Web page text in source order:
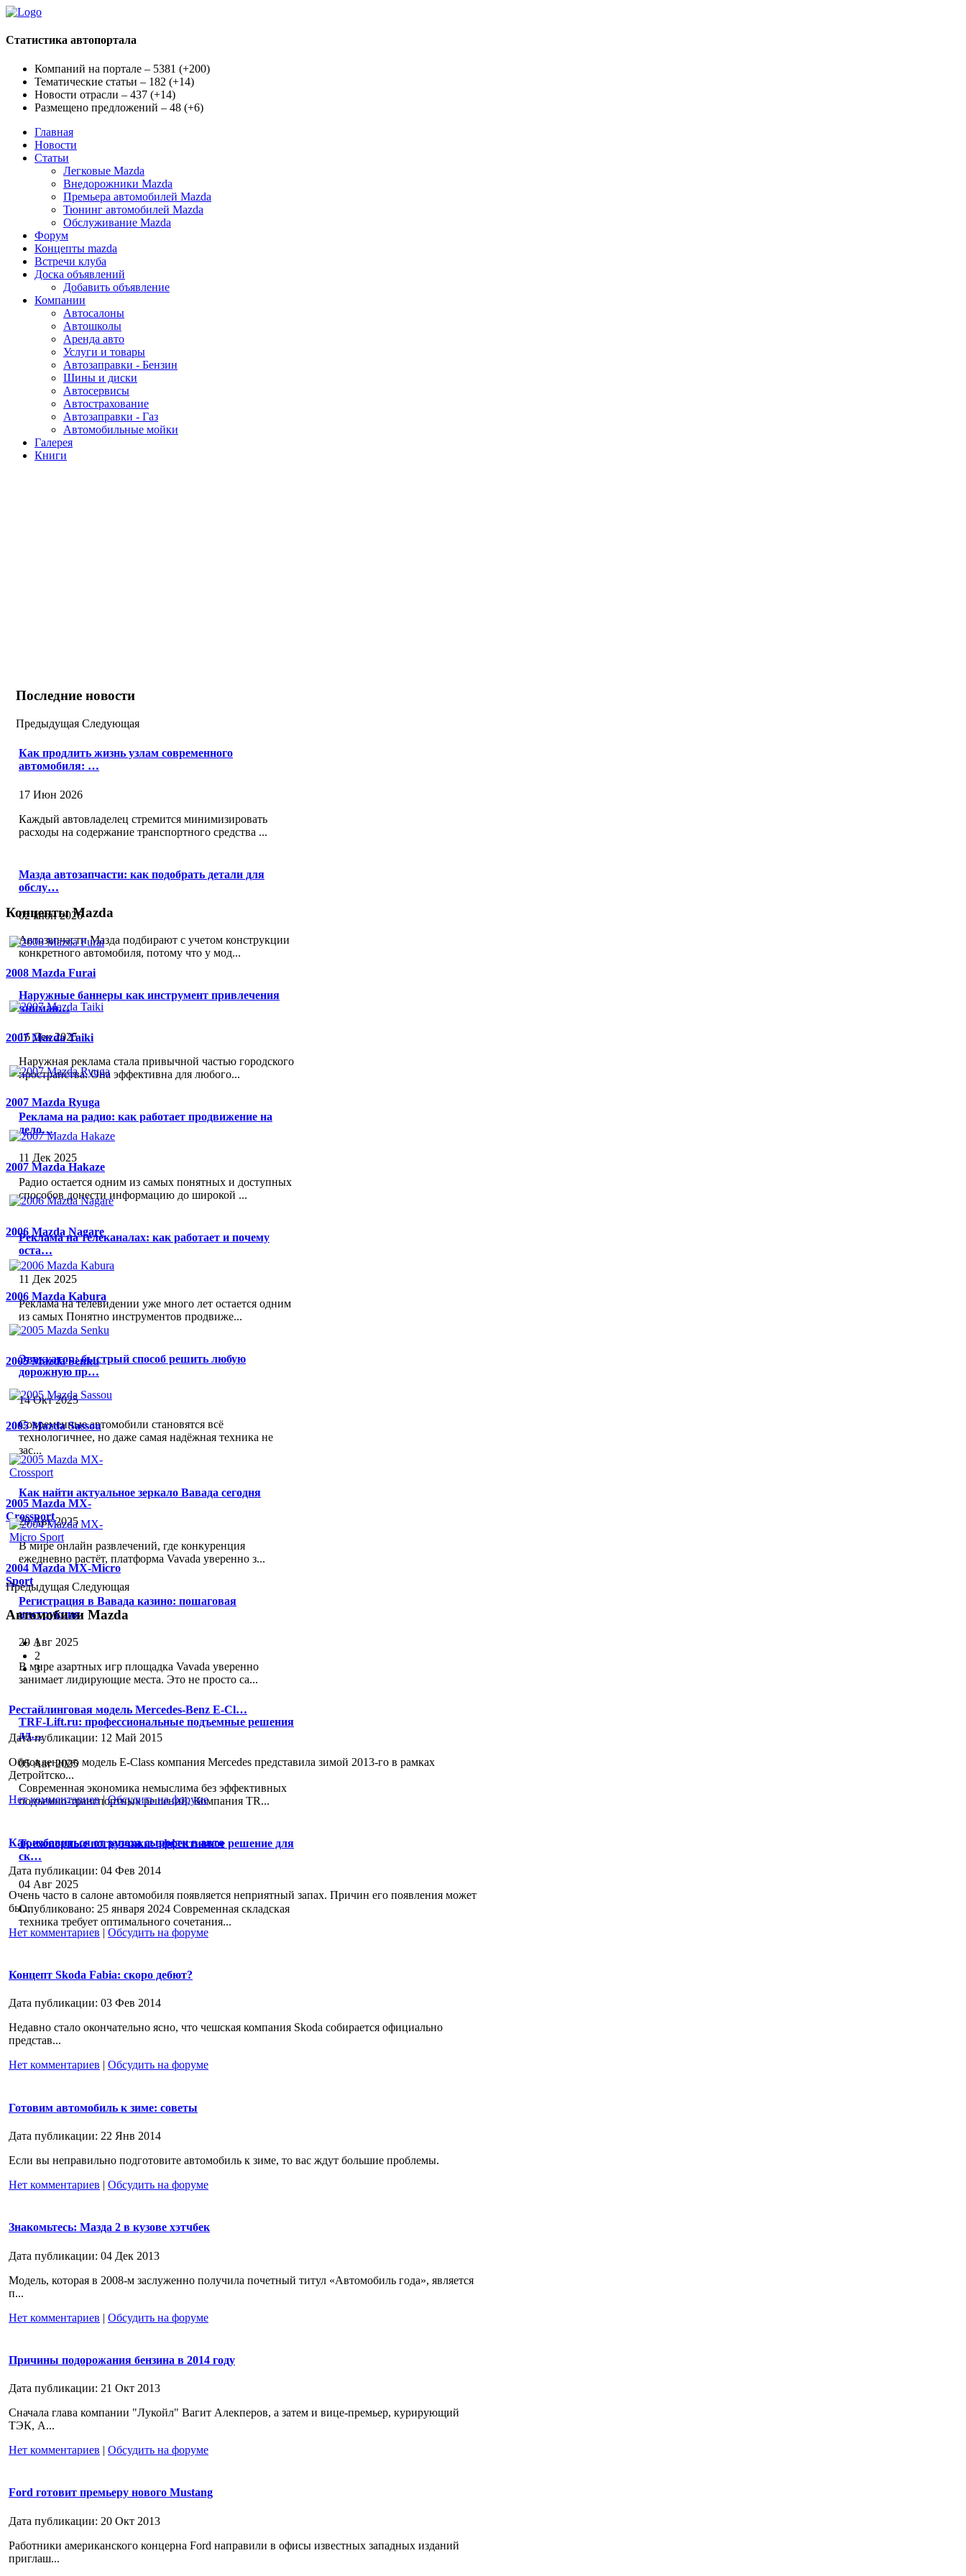
Статистика автопортала
Компаний на портале – 5381 (+200)
Тематические статьи – 182 (+14)
Новости отрасли – 437 (+14)
Размещено предложений – 48 (+6)
Главная
Новости
Статьи
Легковые Mazda
Внедорожники Mazda
Премьера автомобилей Mazda
Тюнинг автомобилей Mazda
Обслуживание Mazda
Форум
Концепты mazda
Встречи клуба
Доска объявлений
Добавить объявление
Компании
Автосалоны
Автошколы
Аренда авто
Услуги и товары
Автозаправки - Бензин
Шины и диски
Автосервисы
Автострахование
Автозаправки - Газ
Автомобильные мойки
Галерея
Книги
Последние новости
Предыдущая Следующая
Как продлить жизнь узлам современного
автомобиля: …
17 Июн 2026
Каждый автовладелец стремится минимизировать
расходы на содержание транспортного средства ...
Мазда автозапчасти: как подобрать детали для
обслу…
02 Июн 2026
Автозапчасти Мазда подбирают с учетом конструкции
конкретного автомобиля, потому что у мод...
Наружные баннеры как инструмент привлечения
вниман…
16 Дек 2025
Наружная реклама стала привычной частью городского
пространства. Она эффективна для любого...
Реклама на радио: как работает продвижение на
дело…
11 Дек 2025
Радио остается одним из самых понятных и доступных
способов донести информацию до широкой ...
Реклама на телеканалах: как работает и почему
оста…
11 Дек 2025
Реклама на телевидении уже много лет остается одним
из самых Понятно инструментов продвиже...
Эвакуатор: быстрый способ решить любую
дорожную пр…
14 Окт 2025
Современные автомобили становятся всё
технологичнее, но даже самая надёжная техника не
зас...
Как найти актуальное зеркало Вавада сегодня
29 Авг 2025
В мире онлайн развлечений, где конкуренция
ежедневно растёт, платформа Vavada уверенно з...
Регистрация в Вавада казино: пошаговая
инструкция
29 Авг 2025
В мире азартных игр площадка Vavada уверенно
занимает лидирующие места. Это не просто са...
TRF-Lift.ru: профессиональные подъемные решения
дл…
05 Авг 2025
Современная экономика немыслима без эффективных
подъемно-транспортных решений. Компания TR...
Трехопорные погрузчики: эффективное решение для
ск…
04 Авг 2025
Опубликовано: 25 января 2024 Современная складская
техника требует оптимального сочетания...
Концепты Mazda
2008 Mazda Furai
2007 Mazda Taiki
2007 Mazda Ryuga
2007 Mazda Hakaze
2006 Mazda Nagare
2006 Mazda Kabura
2005 Mazda Senku
2005 Mazda Sassou
2005 Mazda MX-
Crossport
2004 Mazda MX-Micro
Sport
Предыдущая Следующая
Автомобили Mazda
1
2
3
Рестайлинговая модель Mercedes-Benz E-Cl…
Дата публикации: 12 Май 2015
Обновленную модель E-Class компания Mercedes представила зимой 2013-го в рамках
Детройтско...
Нет комментариев|Обсудить на форуме
Как избавиться от запаха сырости в авто
Дата публикации: 04 Фев 2014
Очень часто в салоне автомобиля появляется неприятный запах. Причин его появления может
бы...
Нет комментариев | Обсудить на форуме
Концепт Skoda Fabia: скоро дебют?
Дата публикации: 03 Фев 2014
Недавно стало окончательно ясно, что чешская компания Skoda собирается официально
представ...
Нет комментариев | Обсудить на форуме
Готовим автомобиль к зиме: советы
Дата публикации: 22 Янв 2014
Если вы неправильно подготовите автомобиль к зиме, то вас ждут большие проблемы.
Нет комментариев | Обсудить на форуме
Знакомьтесь: Мазда 2 в кузове хэтчбек
Дата публикации: 04 Дек 2013
Модель, которая в 2008-м заслуженно получила почетный титул «Автомобиль года», является
п...
Нет комментариев | Обсудить на форуме
Причины подорожания бензина в 2014 году
Дата публикации: 21 Окт 2013
Сначала глава компании "Лукойл" Вагит Алекперов, а затем и вице-премьер, курирующий
ТЭК, А...
Нет комментариев | Обсудить на форуме
Ford готовит премьеру нового Mustang
Дата публикации: 20 Окт 2013
Работники американского концерна Ford направили в офисы известных западных изданий
приглаш...